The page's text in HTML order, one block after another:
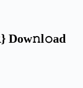
Dow𝚗l𝚘ad